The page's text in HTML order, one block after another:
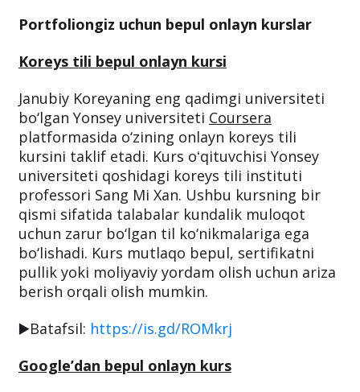
Portfoliongiz uchun bepul onlayn kurslar
Koreys tili bepul onlayn kursi
Janubiy Koreyaning eng qadimgi universiteti
bo‘lgan Yonsey universiteti Coursera
platformasida o‘zining onlayn koreys tili
kursini taklif etadi. Kurs oʻqituvchisi Yonsey
universiteti qoshidagi koreys tili instituti
professori Sang Mi Xan. Ushbu kursning bir
qismi sifatida talabalar kundalik muloqot
uchun zarur bo‘lgan til ko‘nikmalariga ega
bo‘lishadi. Kurs mutlaqo bepul, sertifikatni
pullik yoki moliyaviy yordam olish uchun ariza
berish orqali olish mumkin.
▶️Batafsil: https://is.gd/ROMkrj
Google’dan bepul onlayn kurs